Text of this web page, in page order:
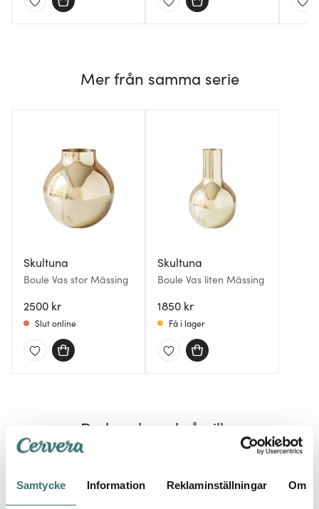
Samtycke Information Reklaminställningar Om
Mer från samma serie
Skultuna
Boule Vas stor Mässing
2500 kr
Slut online
Skultuna
Boule Vas liten Mässing
1850 kr
Få i lager
Du kanske också gillar